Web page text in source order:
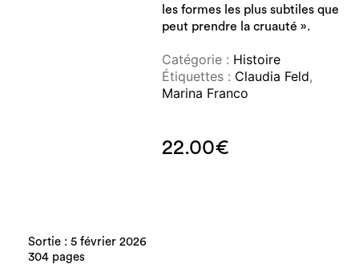
les formes les plus subtiles que
peut prendre la cruauté ».
Catégorie : Histoire
Étiquettes : Claudia Feld,
Marina Franco
22.00€
Sortie : 5 février 2026
304 pages